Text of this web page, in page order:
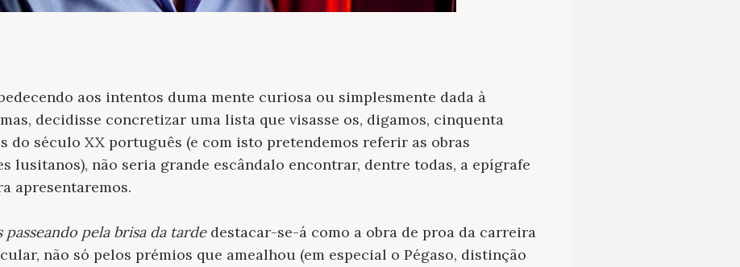
aos intentos duma mente curiosa ou simplesmente dada à
decidisse concretizar uma lista que visasse os, digamos, cinquenta
do século XX português (e com isto pretendemos referir as obras
lusitanos), não seria grande escândalo encontrar, dentre todas, a epígrafe
apresentaremos.
passeando pela brisa da tarde destacar-se-á como a obra de proa da carreira
não só pelos prémios que amealhou (em especial o Pégaso, distinção